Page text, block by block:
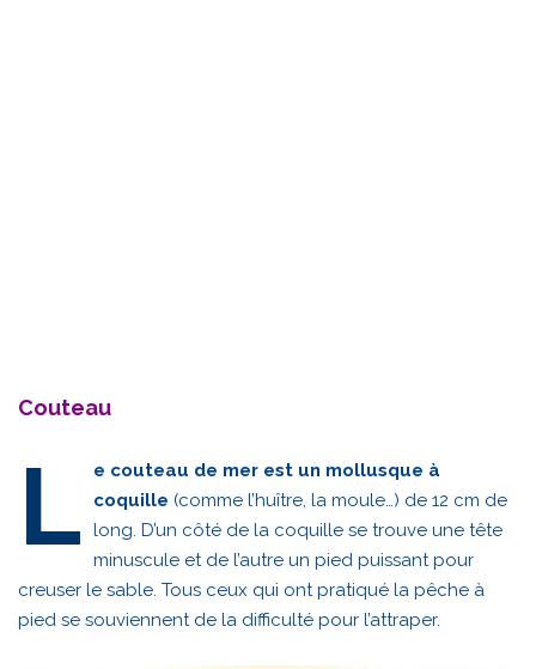
Couteau
L
e couteau de mer est un mollusque à
coquille (comme l’huître, la moule…) de 12 cm de
long. D’un côté de la coquille se trouve une tête
minuscule et de l’autre un pied puissant pour
creuser le sable. Tous ceux qui ont pratiqué la pêche à
pied se souviennent de la difficulté pour l’attraper.